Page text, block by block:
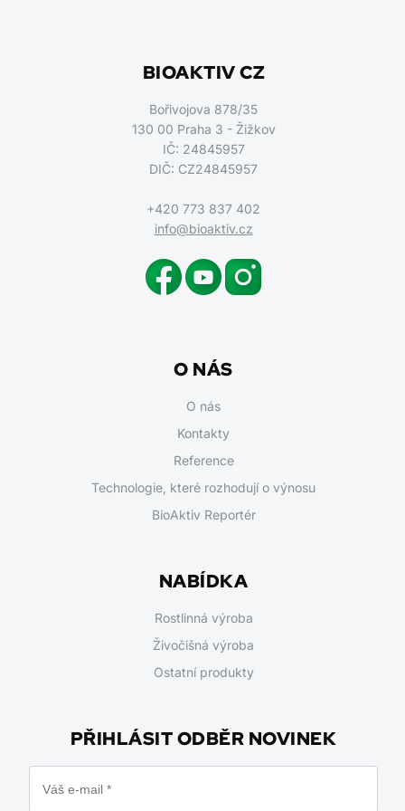
BIOAKTIV CZ
Bořivojova 878/35
130 00 Praha 3 - Žižkov
IČ: 24845957
DIČ: CZ24845957
+420 773 837 402
info@bioaktiv.cz
O NÁS
O nás
Kontakty
Reference
Technologie, které rozhodují o výnosu
BioAktiv Reportér
NABÍDKA
Rostlinná výroba
Živočišná výroba
Ostatní produkty
PŘIHLÁSIT ODBĚR NOVINEK